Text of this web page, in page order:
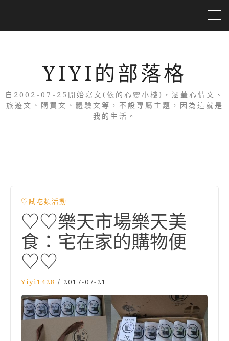
YIYI的部落格
自2002-07-25開始寫文(依的心靈小棧)，涵蓋心情文、
旅遊文、購買文、體驗文等，不設專屬主題，因為這就是
我的生活。
♡試吃類活動
♡♡樂天市場樂天美
食：宅在家的購物便
♡♡
Yiyi1428 / 2017-07-21